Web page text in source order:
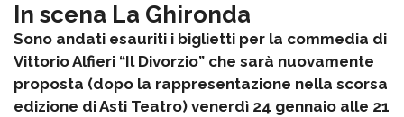
In scena La Ghironda
Sono andati esauriti i biglietti per la commedia di
Vittorio Alfieri “Il Divorzio” che sarà nuovamente
proposta (dopo la rappresentazione nella scorsa
edizione di Asti Teatro) venerdì 24 gennaio alle 21